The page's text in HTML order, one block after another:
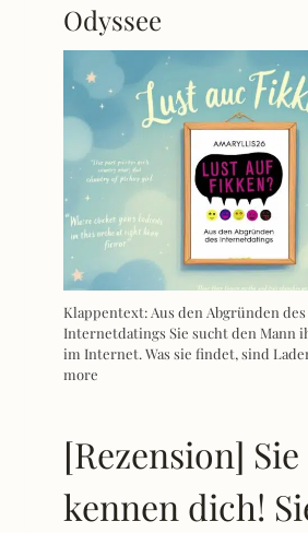
Odyssee
Klappentext: Aus den Abgründen des
Internetdatings Sie sucht den Mann
im Internet. Was sie findet, sind
more
[Rezension] Sie
kennen dich!